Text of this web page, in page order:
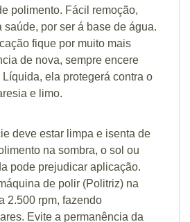
polimento. Fácil remoção,
saúde, por ser á base de água.
fique por muito mais
de nova, sempre encere
ela protegerá contra o
e limo.
deve estar limpa e isenta de
na sombra, o sol ou
pode prejudicar aplicação.
de polir (Politriz) na
2.500 rpm, fazendo
Evite a permanência da